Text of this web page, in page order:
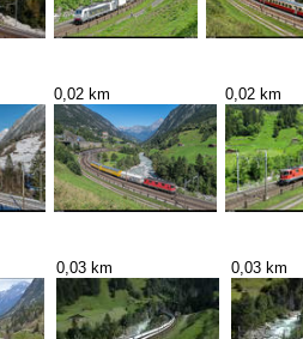
0,02 km 0,02 km
0,03 km 0,03 km